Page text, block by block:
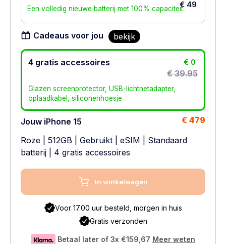
€ 49
Een volledig nieuwe batterij met 100% capaciteit
Cadeaus voor jou bekijk
4 gratis accessoires € 0
€ 39.95
Glazen screenprotector, USB-lichtnetadapter,
oplaadkabel, siliconenhoesje
Jouw iPhone 15
€ 479
Roze
512GB Gebruikt eSIM
Standaard
batterij | 4 gratis accessoires
In winkelwagen
Voor 17.00 uur besteld, morgen in huis
Gratis verzonden
Betaal later of 3x €159,67 Meer weten